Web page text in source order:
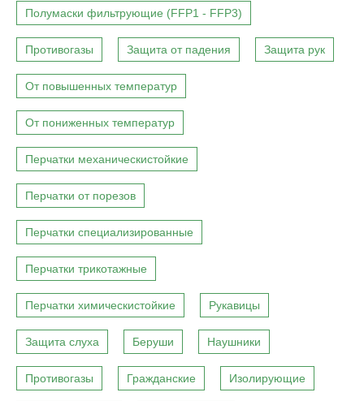
Полумаски фильтрующие (FFP1 - FFP3)
Противогазы Защита от падения Защита рук
От повышенных температур
От пониженных температур
Перчатки механическистойкие
Перчатки от порезов
Перчатки специализированные
Перчатки трикотажные
Перчатки химическистойкие Рукавицы
Защита слуха Беруши Наушники
Противогазы Гражданские Изолирующие